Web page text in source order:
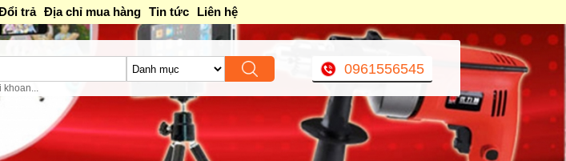
trả Địa chỉ mua hàng Tin tức Liên hệ
khoan...
0961556545